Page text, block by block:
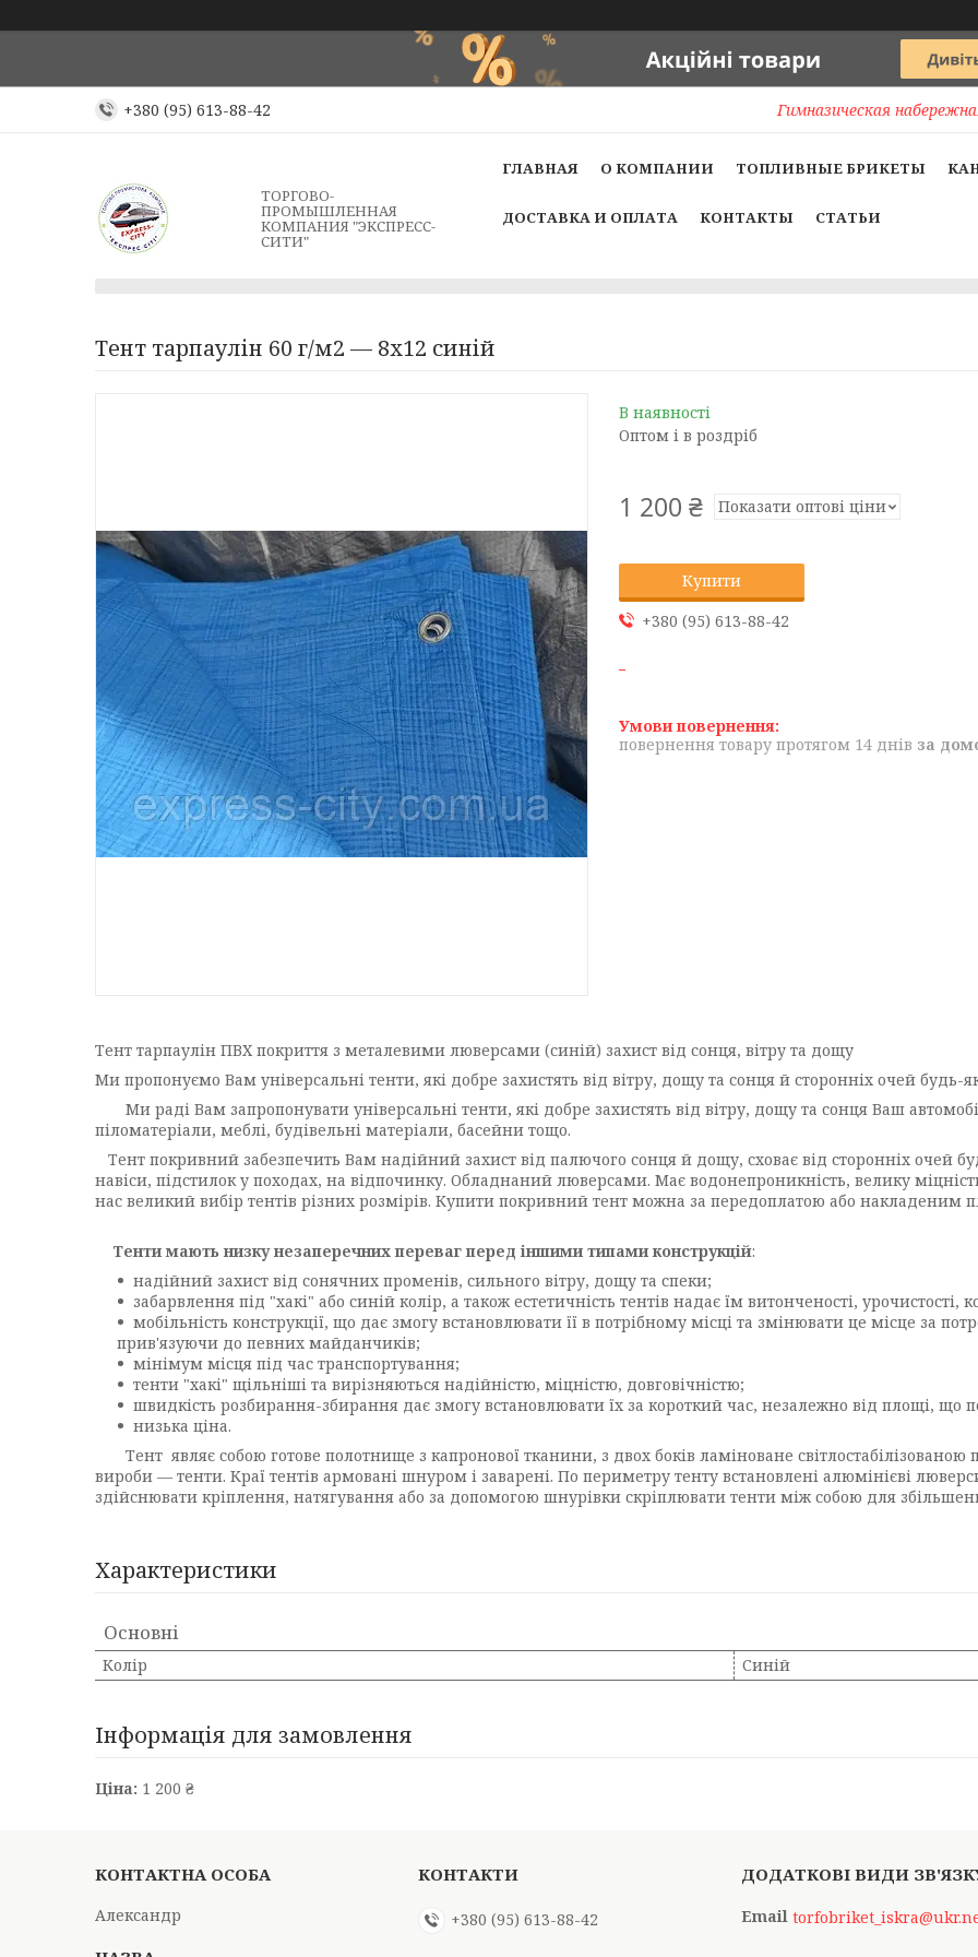
+380 (95) 613-88-42 Гимназическая
ТОРГОВО-
ПРОМЫШЛЕННАЯ
КОМПАНИЯ "ЭКСПРЕСС-
СИТИ"
ГЛАВНАЯ О КОМПАНИИ ТОПЛИВНЫЕ БРИКЕТЫ
ДОСТАВКА И ОПЛАТА КОНТАКТЫ СТАТЬИ
Тент тарпаулін 60 г/м2 — 8х12 синій
В наявності
Оптом і в роздріб
1 200 ₴ Показати оптові ціни
Купити
+380 (95) 613-88-42
повернення товару протягом 14 днів за
Тент тарпаулін ПВХ покриття з металевими люверсами (синій) захист від сонця, вітру та дощу
Ми пропонуємо Вам універсальні тенти, які добре захистять від вітру, дощу та сонця й сторонніх очей
Ми раді Вам запропонувати універсальні тенти, які добре захистять від вітру, дощу та сонця Ваш
піломатеріали, меблі, будівельні матеріали, басейни тощо.
Тент покривний забезпечить Вам надійний захист від палючого сонця й дощу, сховає від сторонніх очей
навіси, підстилок у походах, на відпочинку. Обладнаний люверсами. Має водонепроникність, велику
нас великий вибір тентів різних розмірів. Купити покривний тент можна за передоплатою або накладеним
Тенти мають низку незаперечних переваг перед іншими типами конструкцій:
надійний захист від сонячних променів, сильного вітру, дощу та спеки;
забарвлення під "хакі" або синій колір, а також естетичність тентів надає їм витонченості, урочистості,
мобільність конструкції, що дає змогу встановлювати її в потрібному місці та змінювати це місце за
прив'язуючи до певних майданчиків;
мінімум місця під час транспортування;
тенти "хакі" щільніші та вирізняються надійністю, міцністю, довговічністю;
швидкість розбирання-збирання дає змогу встановлювати їх за короткий час, незалежно від площі, що
низька ціна.
Тент являє собою готове полотнище з капронової тканини, з двох боків ламіноване світлостабілізованою
вироби — тенти. Краї тентів армовані шнуром і заварені. По периметру тенту встановлені алюмінієві
здійснювати кріплення, натягування або за допомогою шнурівки скріплювати тенти між собою для
Характеристики
Основні
Колір Синій
Інформація для замовлення
Ціна: 1 200 ₴
Александр +380 (95) 613-88-42